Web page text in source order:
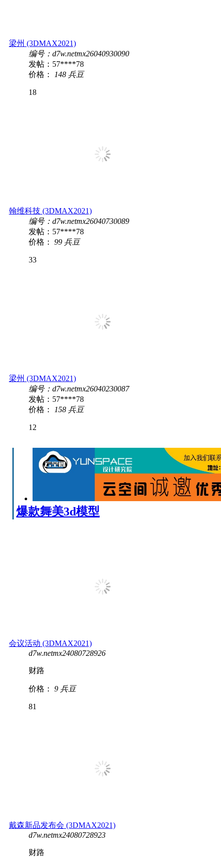
梁州 (3DMAX2021)
编号：d7w.netmx26040930090
发帖：57****78
价格：
148 兵豆
18
翰维科技 (3DMAX2021)
编号：d7w.netmx26040730089
发帖：57****78
价格：
99 兵豆
33
梁州 (3DMAX2021)
编号：d7w.netmx26040230087
发帖：57****78
价格：
158 兵豆
12
爆款舞美3d模型
会议活动 (3DMAX2021)
d7w.netmx24080728926
财路
价格： 9 兵豆
81
戴森新品发布会 (3DMAX2021)
d7w.netmx24080728923
财路